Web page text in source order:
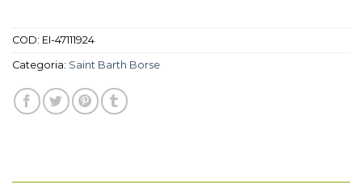
COD: EI-47111924
Categoria: Saint Barth Borse